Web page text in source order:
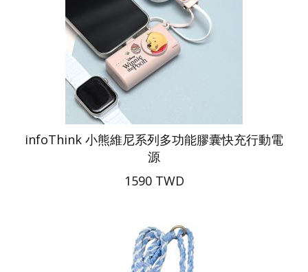
infoThink 小熊維尼系列多功能膠囊快充行動電
源
1590 TWD